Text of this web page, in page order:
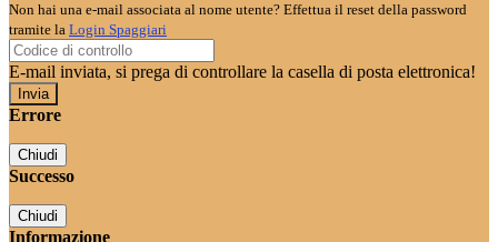
Non hai una e-mail associata al nome utente? Effettua il reset della password
tramite la Login Spaggiari
E-mail inviata, si prega di controllare la casella di posta elettronica!
Errore
Chiudi
Successo
Chiudi
Informazione